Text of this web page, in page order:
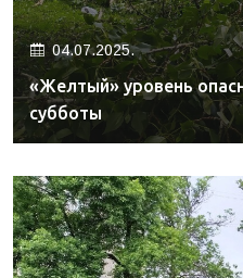
04.07.2025.
«Желтый» уровень
субботы